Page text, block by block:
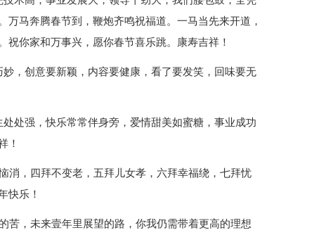
马奔腾春节到，鞭炮齐鸣祝福道。一马当先来开道，
你家和万事兴，愿你春节喜乐跳。康寿吉祥！
，创意要新颖，内容要健康，看了要发笑，回味要无
处强，快乐常常伴身旁，爱情甜美如蜜糖，事业成功
！
消，四拜不变老，五拜儿女孝，六拜幸福绕，七拜忧
快乐！
苦，未来壹年里展望的路，你我仍需带着更高的理想